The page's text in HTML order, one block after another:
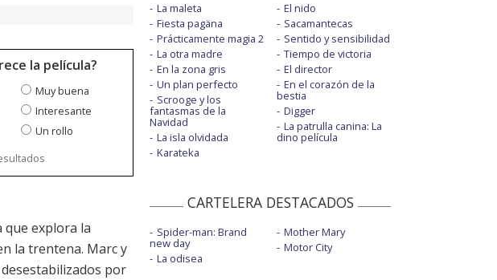
la película?
Muy buena
Interesante
Un rollo
explora la
la trentena. Marc y
por
La maleta
Fiesta pagäna
Prácticamente magia 2
La otra madre
En la zona gris
Un plan perfecto
Scrooge y los
fantasmas de la
Navidad
La isla olvidada
Karateka
El nido
Sacamantecas
Sentido y sensibilidad
Tiempo de victoria
El director
En el corazón de la
bestia
Digger
La patrulla canina: La
dino película
CARTELERA DESTACADOS
Spider-man: Brand
new day
La odisea
Mother Mary
Motor City